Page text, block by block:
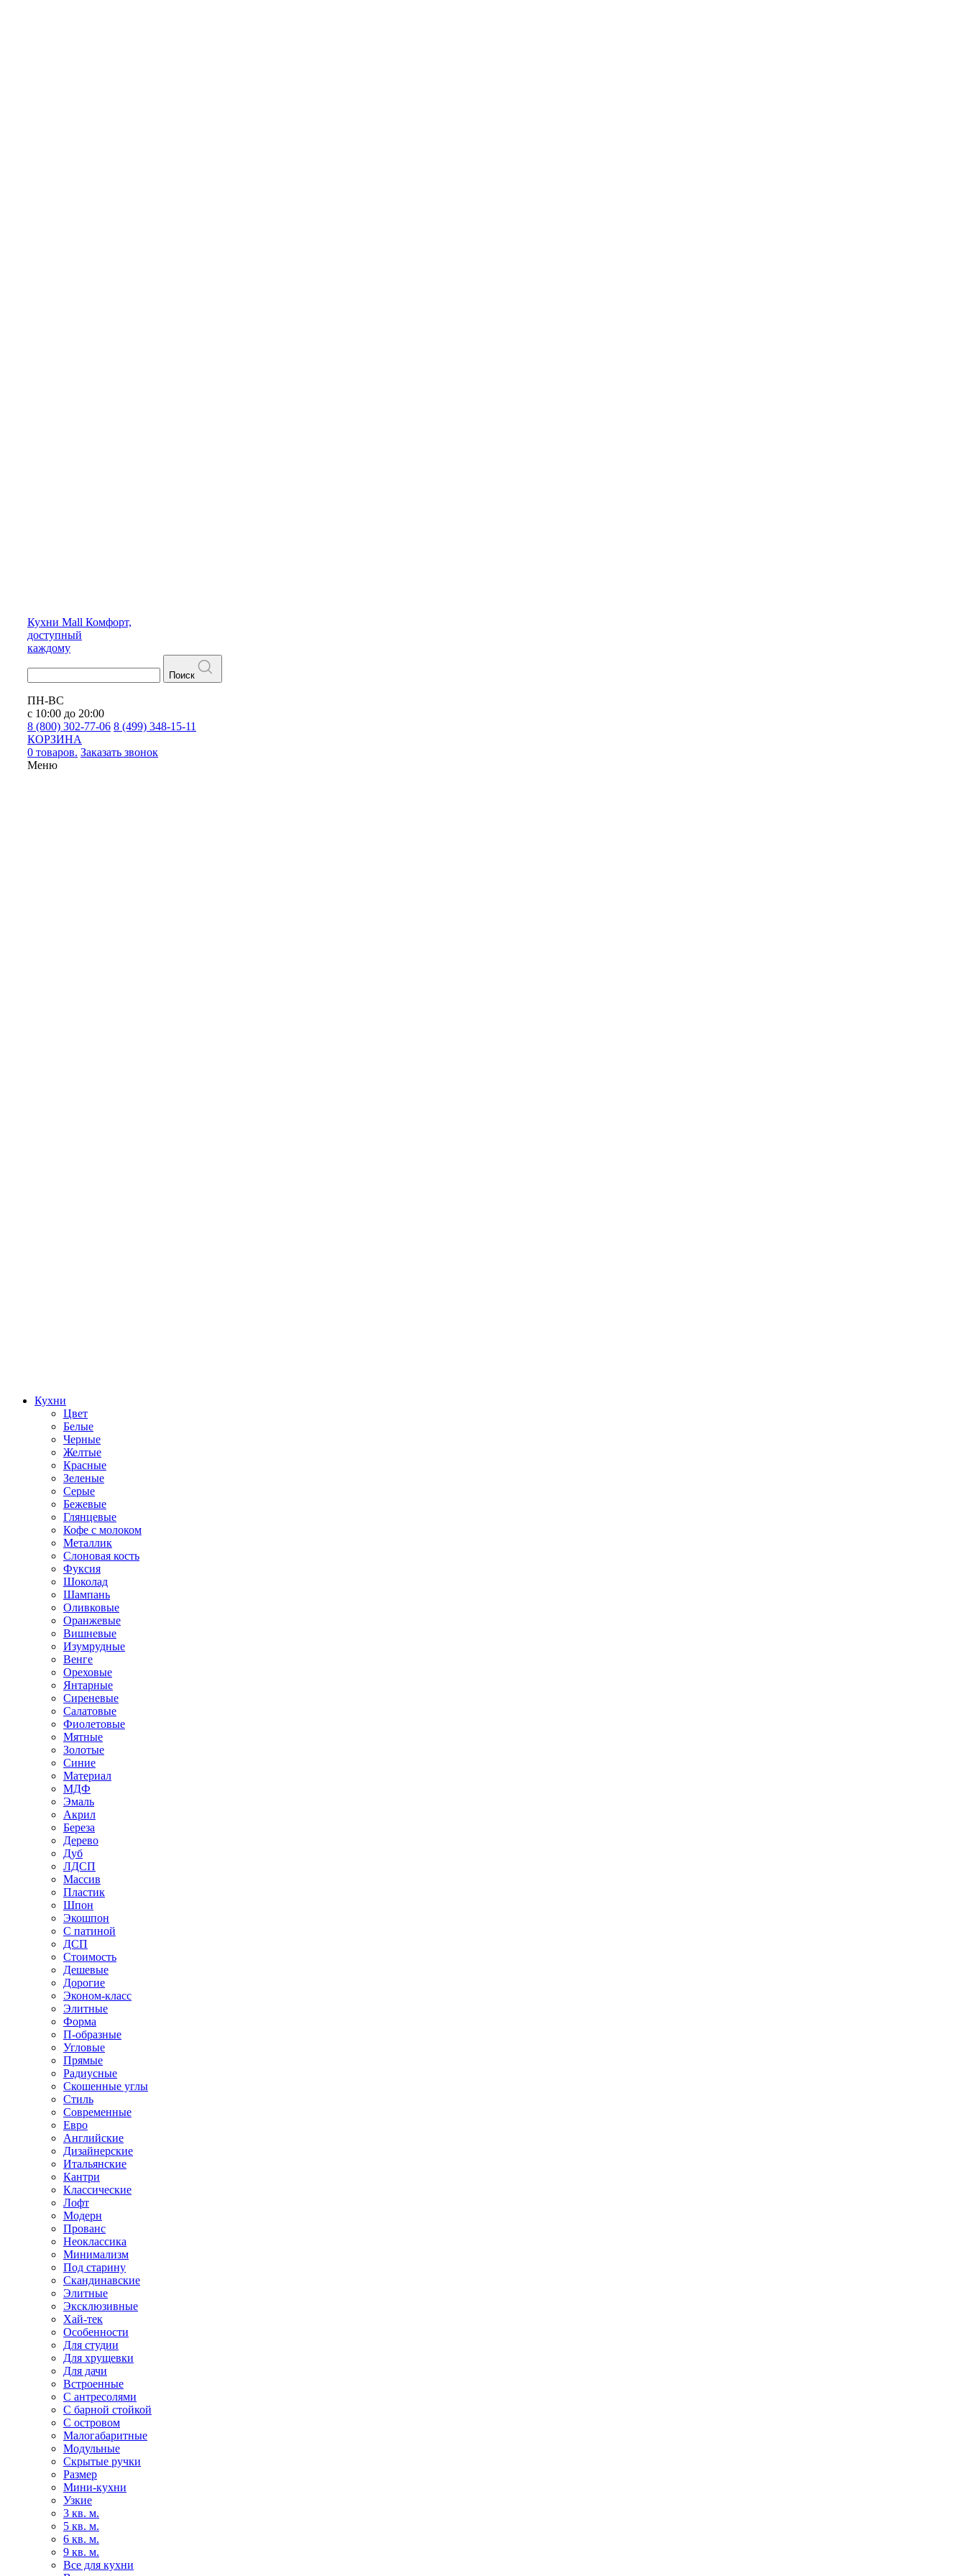
Кухни Mall Комфорт,
доступный
каждому
Поиск
ПН-ВС
с 10:00 до 20:00
8 (800) 302-77-06 8 (499) 348-15-11
КОРЗИНА
0 товаров. Заказать звонок
Меню
Кухни
Цвет
Белые
Черные
Желтые
Красные
Зеленые
Серые
Бежевые
Глянцевые
Кофе с молоком
Металлик
Слоновая кость
Фуксия
Шоколад
Шампань
Оливковые
Оранжевые
Вишневые
Изумрудные
Венге
Ореховые
Янтарные
Сиреневые
Салатовые
Фиолетовые
Мятные
Золотые
Синие
Материал
МДФ
Эмаль
Акрил
Береза
Дерево
Дуб
ЛДСП
Массив
Пластик
Шпон
Экошпон
С патиной
ДСП
Стоимость
Дешевые
Дорогие
Эконом-класс
Элитные
Форма
П-образные
Угловые
Прямые
Радиусные
Скошенные углы
Стиль
Современные
Евро
Английские
Дизайнерские
Итальянские
Кантри
Классические
Лофт
Модерн
Прованс
Неоклассика
Минимализм
Под старину
Скандинавские
Элитные
Эксклюзивные
Хай-тек
Особенности
Для студии
Для хрущевки
Для дачи
Встроенные
С антресолями
С барной стойкой
С островом
Малогабаритные
Модульные
Скрытые ручки
Размер
Мини-кухни
Узкие
3 кв. м.
5 кв. м.
6 кв. м.
9 кв. м.
Все для кухни